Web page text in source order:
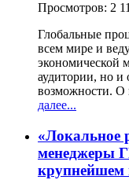
Просмотров: 2
Глобальные
всем мире и
экономической
аудитории, но и
возможности. О
далее...
«Локальное
менеджеры
крупнейшем